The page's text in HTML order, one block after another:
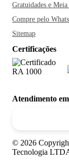
Gratuidades e
Compre pelo
Sitemap
Certificações
Atendimento
© 2026
Tecnologia